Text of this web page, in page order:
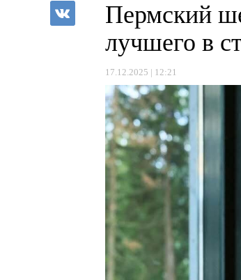
Пермский
лучшего в
17.12.2025 | 12:21